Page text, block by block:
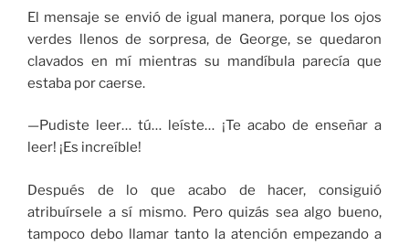
El mensaje se envió de igual manera, porque los ojos
verdes llenos de sorpresa, de George, se quedaron
clavados en mí mientras su mandíbula parecía que
estaba por caerse.
—Pudiste leer… tú… leíste… ¡Te acabo de enseñar a
leer! ¡Es increíble!
Después de lo que acabo de hacer, consiguió
atribuírsele a sí mismo. Pero quizás sea algo bueno,
tampoco debo llamar tanto la atención empezando a